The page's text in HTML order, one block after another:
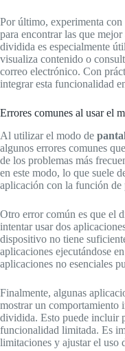
Por último, experimenta
para encontrar las que
dividida es especialmente
visualiza contenido o
correo electrónico. Con
integrar esta funcionalidad
Errores comunes al usar el
Al utilizar el modo de
algunos errores comunes
de los problemas más
en este modo, lo que suele
aplicación con la función de
Otro error común es que el
intentar usar dos
dispositivo no tiene
aplicaciones ejecutándose
aplicaciones no esenciales
Finalmente, algunas
mostrar un comportamiento
dividida. Esto puede incluir
funcionalidad limitada. Es
limitaciones y ajustar el uso